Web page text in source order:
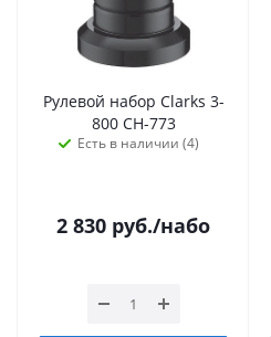
Рулевой набор Clarks 3-
800 CH-773
Есть в наличии (4)
2 830 руб./набо